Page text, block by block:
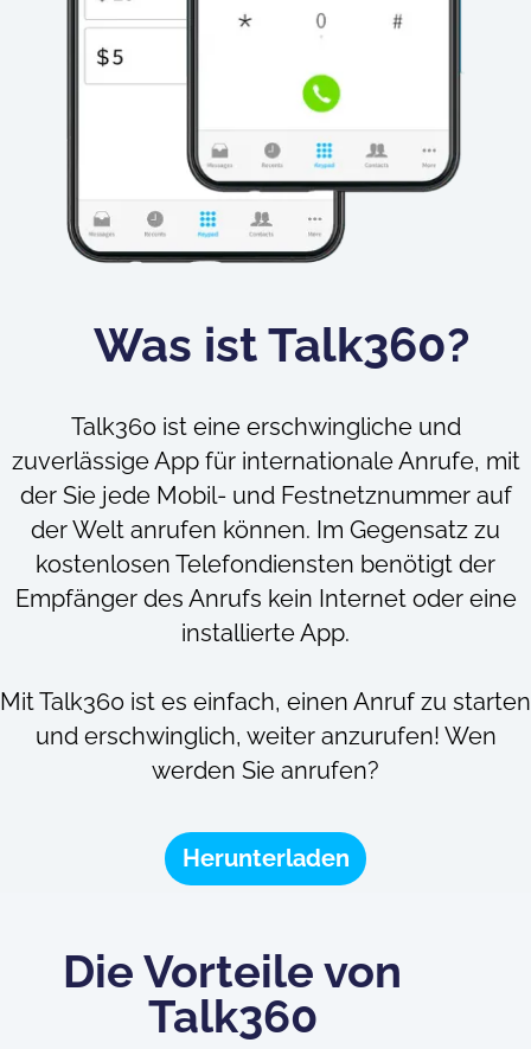
Was ist Talk360?
Talk360 ist eine erschwingliche und
zuverlässige App für internationale Anrufe, mit
der Sie jede Mobil- und Festnetznummer auf
der Welt anrufen können. Im Gegensatz zu
kostenlosen Telefondiensten benötigt der
Empfänger des Anrufs kein Internet oder eine
installierte App.
Mit Talk360 ist es einfach, einen Anruf zu starten
und erschwinglich, weiter anzurufen! Wen
werden Sie anrufen?
Herunterladen
Die Vorteile von
Talk360